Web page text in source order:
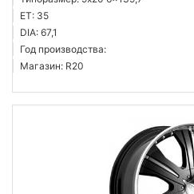
ET: 35
DIA: 67,1
Год производства:
Магазин: R20